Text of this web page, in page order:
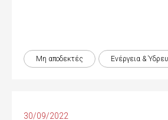
Μη αποδεκτές Ενέργεια &
30/09/2022